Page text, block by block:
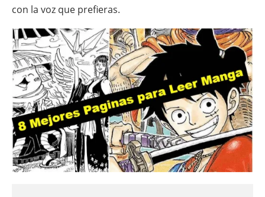
con la voz que prefieras.